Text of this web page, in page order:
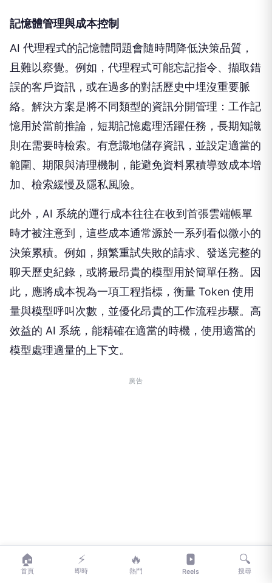
記憶體管理與成本控制
AI 代理程式的記憶體問題會隨時間降低決策品質，
且難以察覺。例如，代理程式可能忘記指令、擷取錯
誤的客戶資訊，或在過多的對話歷史中埋沒重要脈
絡。解決方案是將不同類型的資訊分開管理：工作記
憶用於當前推論，短期記憶處理活躍任務，長期知識
則在需要時檢索。有意識地儲存資訊，並設定適當的
範圍、期限與清理機制，能避免資料累積導致成本增
加、檢索緩慢及隱私風險。
此外，AI 系統的運行成本往往在收到首張雲端帳單
時才被注意到，這些成本通常源於一系列看似微小的
決策累積。例如，頻繁重試失敗的請求、發送完整的
聊天歷史紀錄，或將最昂貴的模型用於簡單任務。因
此，應將成本視為一項工程指標，衡量 Token 使用
量與模型呼叫次數，並優化昂貴的工作流程步驟。高
效益的 AI 系統，能精確在適當的時機，使用適當的
模型處理適量的上下文。
廣告
🏠
首頁
⚡
即時
🔥
熱門 Reels
🔍
搜尋